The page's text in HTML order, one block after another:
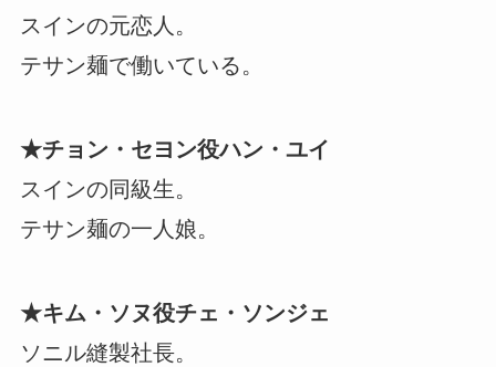
スインの元恋人。
テサン麺で働いている。
★チョン・セヨン役ハン・ユイ
スインの同級生。
テサン麺の一人娘。
★キム・ソヌ役チェ・ソンジェ
ソニル縫製社長。